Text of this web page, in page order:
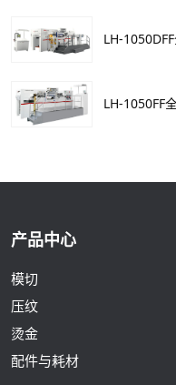
LH-
LH-1050FF
产品中心
模切
压纹
烫金
配件与耗材